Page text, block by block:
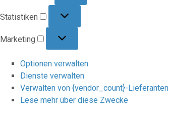
Statistiken
Marketing
Optionen verwalten
Dienste verwalten
Verwalten von {vendor_count}-Lieferanten
Lese mehr über diese Zwecke